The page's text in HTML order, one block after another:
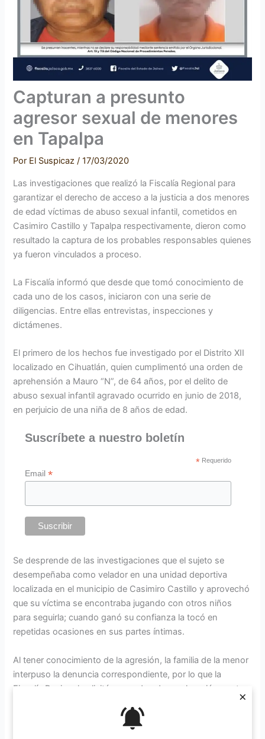
×
Capturan a presunto
agresor sexual de menores
en Tapalpa
Por El Suspicaz/17/03/2020
Las investigaciones que realizó la Fiscalía Regional para
garantizar el derecho de acceso a la justicia a dos menores
de edad víctimas de abuso sexual infantil, cometidos en
Casimiro Castillo y Tapalpa respectivamente, dieron como
resultado la captura de los probables responsables quienes
ya fueron vinculados a proceso.
La Fiscalía informó que desde que tomó conocimiento de
cada uno de los casos, iniciaron con una serie de
diligencias. Entre ellas entrevistas, inspecciones y
dictámenes.
El primero de los hechos fue investigado por el Distrito XII
localizado en Cihuatlán, quien cumplimentó una orden de
aprehensión a Mauro “N”, de 64 años, por el delito de
abuso sexual infantil agravado ocurrido en junio de 2018,
en perjuicio de una niña de 8 años de edad.
Suscríbete a nuestro boletín
* Requerido
Email*
Se desprende de las investigaciones que el sujeto se
desempeñaba como velador en una unidad deportiva
localizada en el municipio de Casimiro Castillo y aprovechó
que su víctima se encontraba jugando con otros niños
para seguirla; cuando ganó su confianza la tocó en
repetidas ocasiones en sus partes íntimas.
Al tener conocimiento de la agresión, la familia de la menor
interpuso la denuncia correspondiente, por lo que la
Fiscalía Regional solicitó una orden de aprehensión contra
El hombre fue presentado ante el Juez que lo reclamaba y